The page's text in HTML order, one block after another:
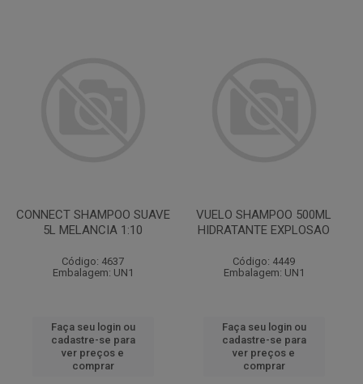
CONNECT SHAMPOO SUAVE
5L MELANCIA 1:10
Código: 4637
Embalagem: UN1
Faça seu login ou
cadastre-se para
ver preços e
comprar
VUELO SHAMPOO 500ML
HIDRATANTE EXPLOSAO
Código: 4449
Embalagem: UN1
Faça seu login ou
cadastre-se para
ver preços e
comprar